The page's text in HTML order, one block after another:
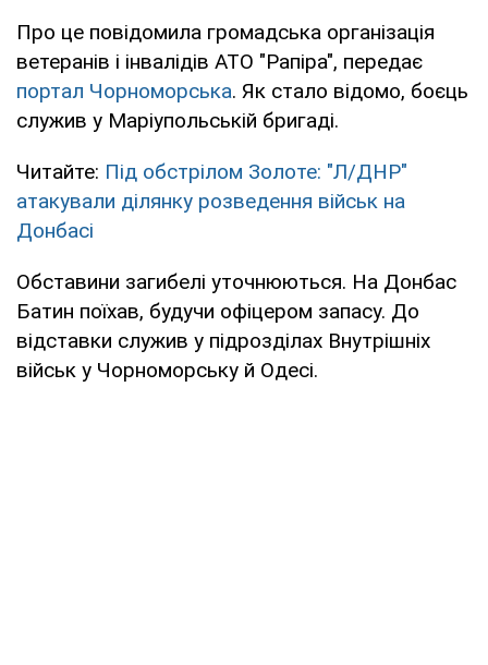
Про це повідомила громадська організація
ветеранів і інвалідів АТО "Рапіра", передає
портал Чорноморська. Як стало відомо, боєць
служив у Маріупольській бригаді.
Читайте: Під обстрілом Золоте: "Л/ДНР"
атакували ділянку розведення військ на
Донбасі
Обставини загибелі уточнюються. На Донбас
Батин поїхав, будучи офіцером запасу. До
відставки служив у підрозділах Внутрішніх
військ у Чорноморську й Одесі.